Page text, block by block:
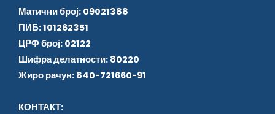
Матични број: 09021388
ПИБ: 101262351
ЦРФ број: 02122
Шифра делатности: 80220
Жиро рачун: 840-721660-91
КОНТАКТ: